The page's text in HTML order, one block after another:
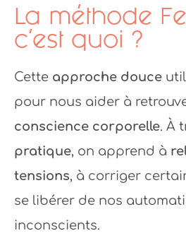
La méthode
c’est quoi ?
Cette approche douce
pour nous aider à
conscience corporelle. À
pratique, on apprend à
tensions, à corriger
se libérer de nos
inconscients.